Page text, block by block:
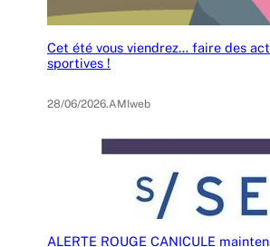
Cet été vous viendrez… faire des
sportives !
28/06/2026.AMIweb
ALERTE ROUGE CANICULE